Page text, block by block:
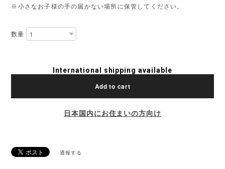
※小さなお子様の手の届かない場所に保管してください。
数量
International shipping available
Add to cart
日本国内にお住まいの方向け
通報する